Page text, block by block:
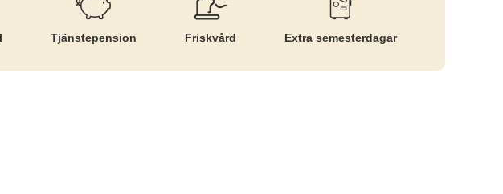
Tjänste­pension Friskvård Extra semesterdagar